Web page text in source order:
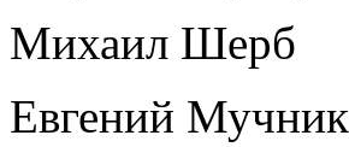
Михаил Шерб
Евгений Мучник